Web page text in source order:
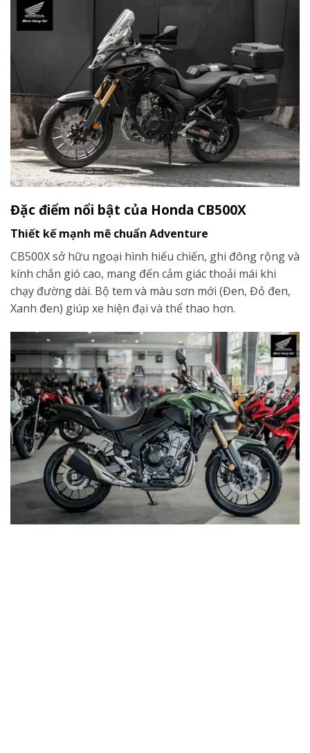
Đặc điểm nổi bật của Honda CB500X
Thiết kế mạnh mẽ chuẩn Adventure
CB500X sở hữu ngoại hình hiếu chiến, ghi đông rộng và
kính chắn gió cao, mang đến cảm giác thoải mái khi
chạy đường dài. Bộ tem và màu sơn mới (Đen, Đỏ đen,
Xanh đen) giúp xe hiện đại và thể thao hơn.